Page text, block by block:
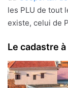
les PLU de tout
existe, celui de
Le cadastre